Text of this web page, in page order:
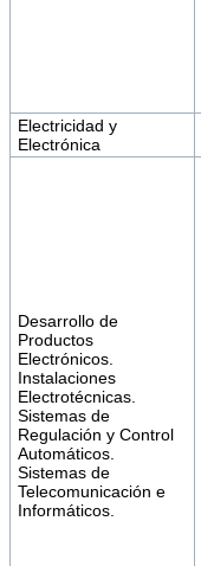
Electricidad y
Electrónica
Desarrollo de
Productos
Electrónicos.
Instalaciones
Electrotécnicas.
Sistemas de
Regulación y Control
Automáticos.
Sistemas de
Telecomunicación e
Informáticos.